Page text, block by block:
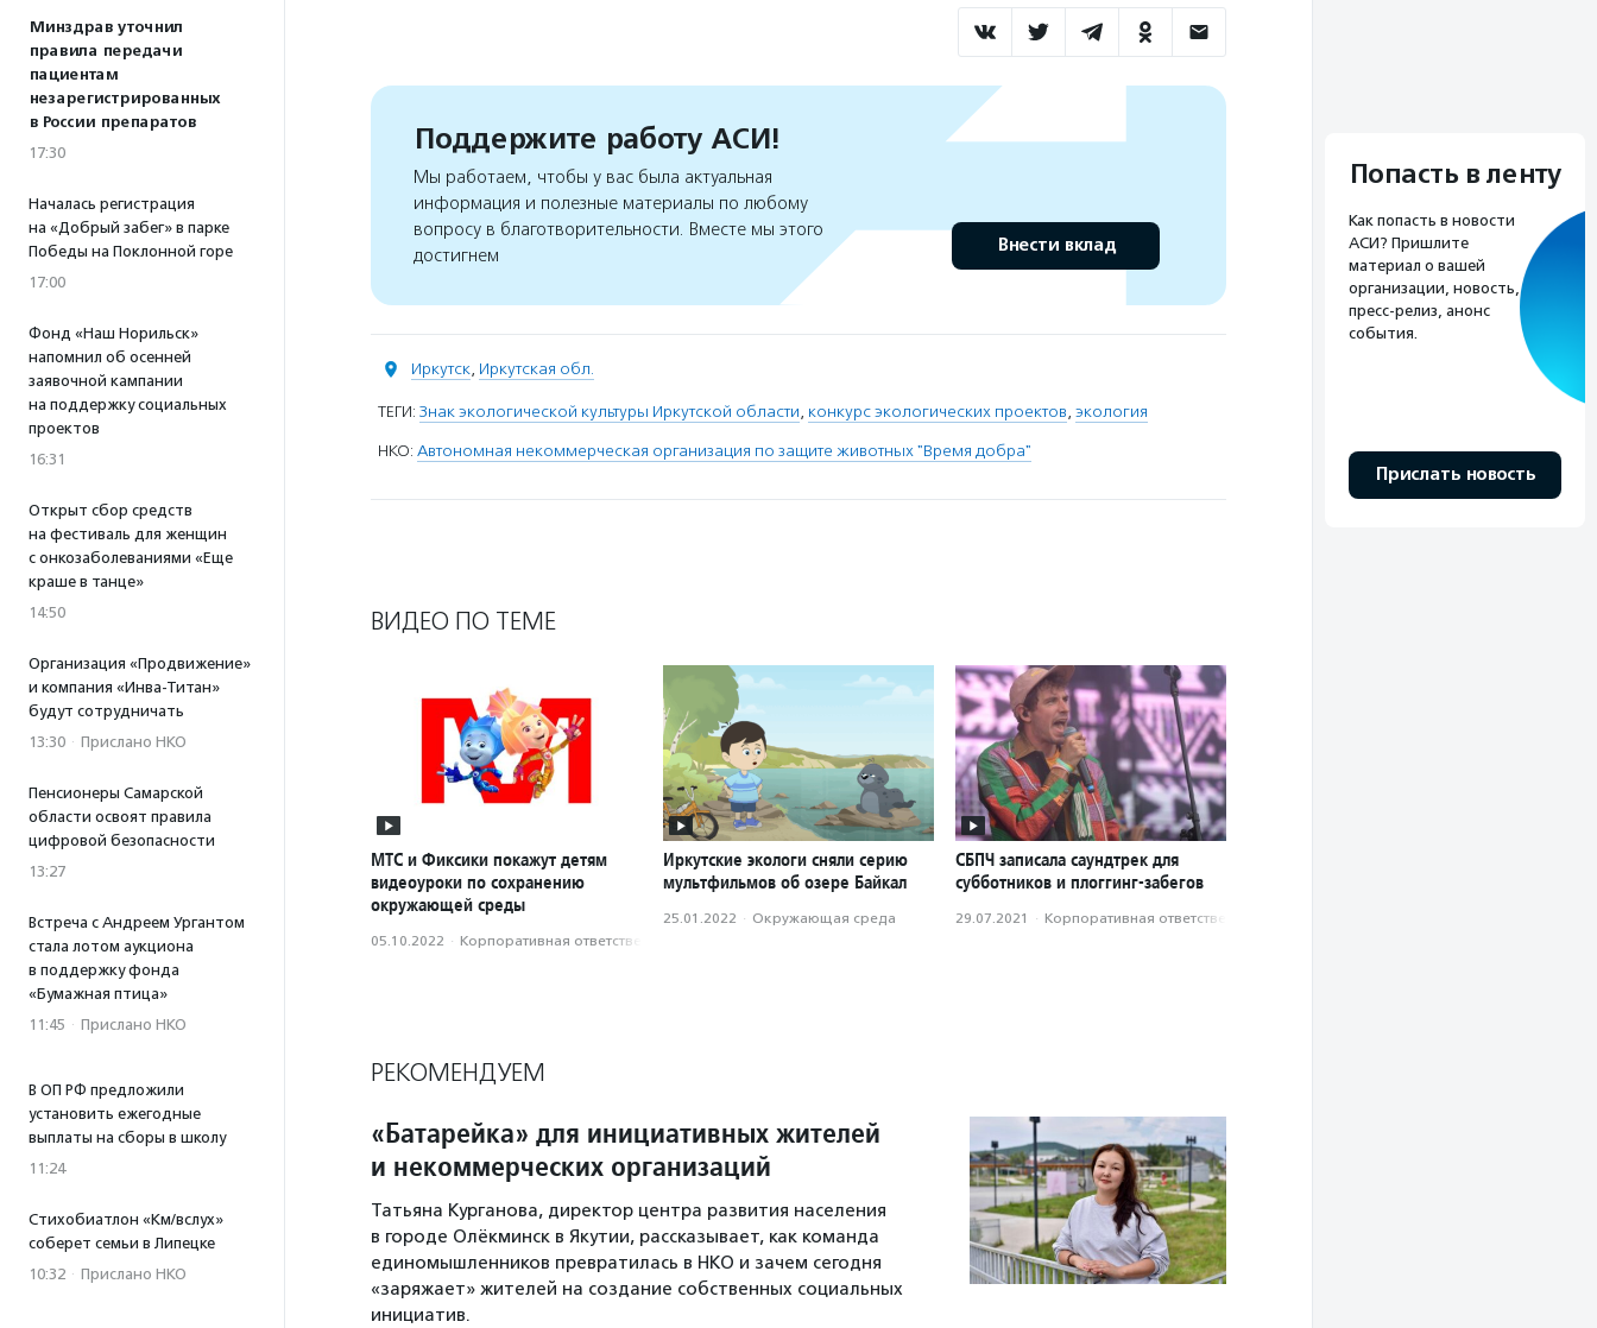
Минздрав уточнил
правила передачи
пациентам
незарегистрированных
в России препаратов
17:30
Началась регистрация
на «Добрый забег» в парке
Победы на Поклонной горе
17:00
Фонд «Наш Норильск»
напомнил об осенней
заявочной кампании
на поддержку социальных
проектов
16:31
Открыт сбор средств
на фестиваль для женщин
с онкозаболеваниями «Еще
краше в танце»
14:50
Организация «Продвижение»
и компания «Инва-Титан»
будут сотрудничать
13:30 · Прислано НКО
Пенсионеры Самарской
области освоят правила
цифровой безопасности
13:27
Встреча с Андреем Ургантом
стала лотом аукциона
в поддержку фонда
«Бумажная птица»
11:45 · Прислано НКО
В ОП РФ предложили
установить ежегодные
выплаты на сборы в школу
11:24
Стихобиатлон «Км/вслух»
соберет семьи в Липецке
10:32 · Прислано НКО
Поддержите работу АСИ!
Мы работаем, чтобы у вас была актуальная
информация и полезные материалы по любому
вопросу в благотворительности. Вместе мы этого
достигнем
Внести вклад
Иркутск, Иркутская обл.
ТЕГИ: Знак экологической культуры Иркутской области, конкурс экологических проектов, экология
НКО: Автономная некоммерческая организация по защите животных "Время добра"
ВИДЕО ПО ТЕМЕ
МТС и Фиксики покажут детям
видеоуроки по сохранению
окружающей среды
05.10.2022 · Корпоративная ответственность
Иркутские экологи сняли серию
мультфильмов об озере Байкал
25.01.2022 · Окружающая среда
СБПЧ записала саундтрек для
субботников и плоггинг-забегов
29.07.2021 · Корпоративная ответственность
РЕКОМЕНДУЕМ
«Батарейка» для инициативных жителей
и некоммерческих организаций
Татьяна Курганова, директор центра развития населения
в городе Олёкминск в Якутии, рассказывает, как команда
единомышленников превратилась в НКО и зачем сегодня
«заряжает» жителей на создание собственных социальных
инициатив.
Попасть в ленту
Как попасть в новости
АСИ? Пришлите
материал о вашей
организации, новость,
пресс-релиз, анонс
события.
Прислать новость